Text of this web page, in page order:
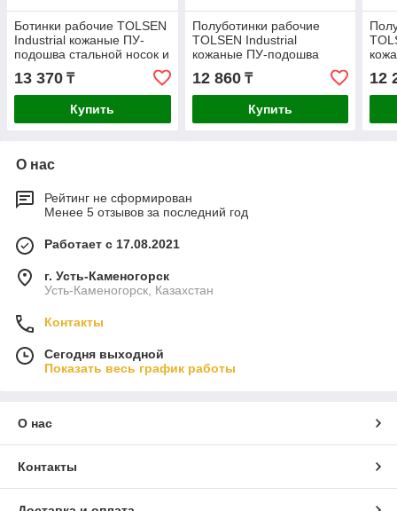
Ботинки рабочие TOLSEN
Industrial кожаные ПУ-
подошва стальной носок и
стелька р.41 45353
13 370 ₸
Купить
Полуботинки рабочие
TOLSEN Industrial
кожаные ПУ-подошва
стальной носок размер 39
45321
12 860₸
Купить
12
О нас
Рейтинг не сформирован
Менее 5 отзывов за последний год
Работает с 17.08.2021
г. Усть-Каменогорск
Усть-Каменогорск, Казахстан
Контакты
Сегодня выходной
Показать весь график работы
О нас
Контакты